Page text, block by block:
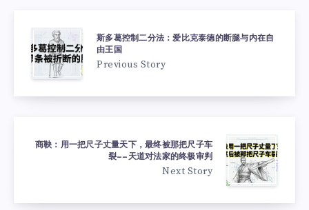
斯多葛控制二分法：爱比克泰德的断腿与内在自
由王国
Previous Story
商鞅：用一把尺子丈量天下，最终被那把尺子车
裂——天道对法家的终极审判
Next Story